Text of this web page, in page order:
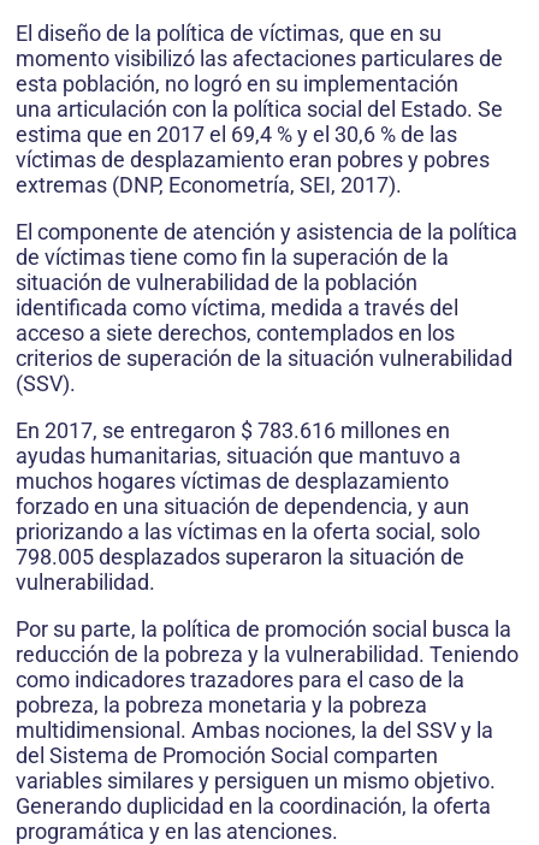
El diseño de la política de víctimas, que en su
momento visibilizó las afectaciones particulares de
esta población, no logró en su implementación
una articulación con la política social del Estado. Se
estima que en 2017 el 69,4 % y el 30,6 % de las
víctimas de desplazamiento eran pobres y pobres
extremas (DNP, Econometría, SEI, 2017).
El componente de atención y asistencia de la política
de víctimas tiene como fin la superación de la
situación de vulnerabilidad de la población
identificada como víctima, medida a través del
acceso a siete derechos, contemplados en los
criterios de superación de la situación vulnerabilidad
(SSV).
En 2017, se entregaron $ 783.616 millones en
ayudas humanitarias, situación que mantuvo a
muchos hogares víctimas de desplazamiento
forzado en una situación de dependencia, y aun
priorizando a las víctimas en la oferta social, solo
798.005 desplazados superaron la situación de
vulnerabilidad.
Por su parte, la política de promoción social busca la
reducción de la pobreza y la vulnerabilidad. Teniendo
como indicadores trazadores para el caso de la
pobreza, la pobreza monetaria y la pobreza
multidimensional. Ambas nociones, la del SSV y la
del Sistema de Promoción Social comparten
variables similares y persiguen un mismo objetivo.
Generando duplicidad en la coordinación, la oferta
programática y en las atenciones.